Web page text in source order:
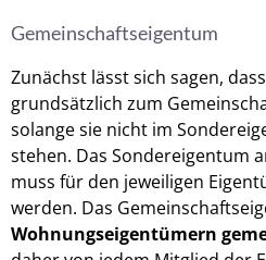
Gemeinschaftseigentum
Zunächst lässt sich sagen,
grundsätzlich zum
solange sie nicht im
stehen. Das Sondereigentum
muss für den jeweiligen
werden. Das
Wohnungseigentümern